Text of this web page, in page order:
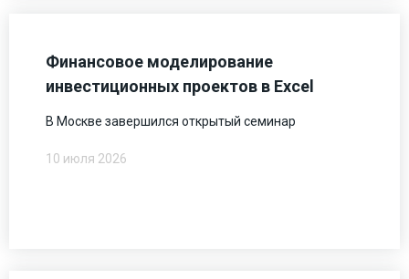
Финансовое моделирование
инвестиционных проектов в Excel
В Москве завершился открытый семинар
10 июля 2026